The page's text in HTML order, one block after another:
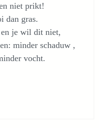
niet prikt!
dan gras.
en je wil dit niet,
minder schaduw ,
vocht.